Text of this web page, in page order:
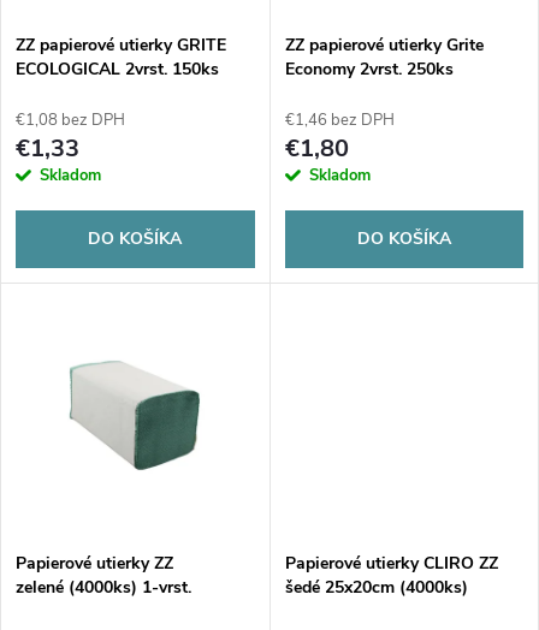
e
p
r
d
o
v
s
p
r
o
d
v
ZZ papierové utierky GRITE
ECOLOGICAL 2vrst. 150ks
€1,08 bez DPH
€1,33
Skladom
DO KOŠÍKA
ZZ papierové utierky Grite
Economy 2vrst. 250ks
€1,46 bez DPH
€1,80
Skladom
DO KOŠÍKA
Papierové utierky ZZ
zelené (4000ks) 1-vrst.
Papierové utierky CLIRO ZZ
šedé 25x20cm (4000ks)